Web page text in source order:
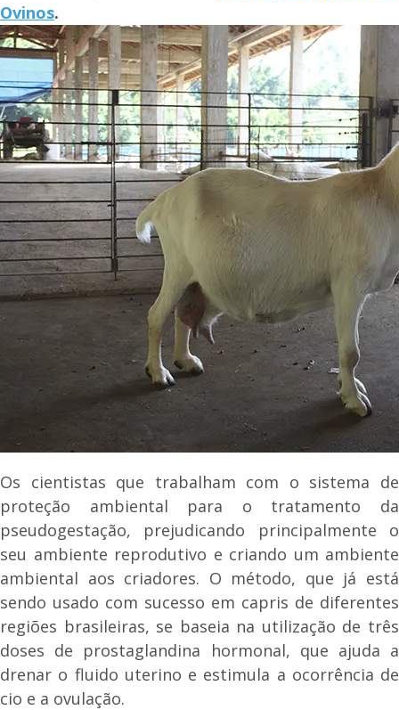
Ovinos.
Os cientistas que trabalham com o sistema de
proteção ambiental para o tratamento da
pseudogestação, prejudicando principalmente o
seu ambiente reprodutivo e criando um ambiente
ambiental aos criadores. O método, que já está
sendo usado com sucesso em capris de diferentes
regiões brasileiras, se baseia na utilização de três
doses de prostaglandina hormonal, que ajuda a
drenar o fluido uterino e estimula a ocorrência de
cio e a ovulação.